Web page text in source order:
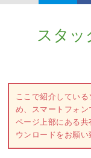
スタッ
ここで紹介してい
め、スマートフォン
ページ上部にある
ウンロードをお願い